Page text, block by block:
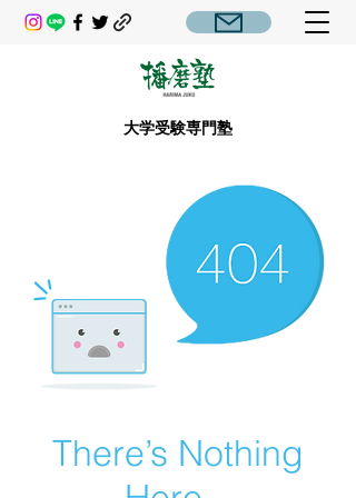
大学受験専門塾
There’s Nothing